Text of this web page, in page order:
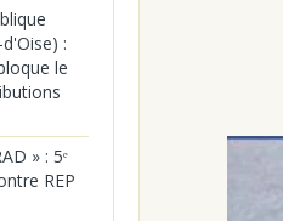
d'Oise) :
le
» : 5ᵉ
REP